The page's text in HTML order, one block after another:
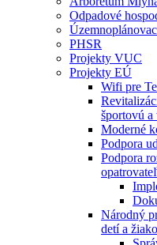
Odpadové
PHSR
Projekty VUC
Projekty EÚ
Wifi pre
športovú
Moderné
Podpora
Podpora
Národný
detí a